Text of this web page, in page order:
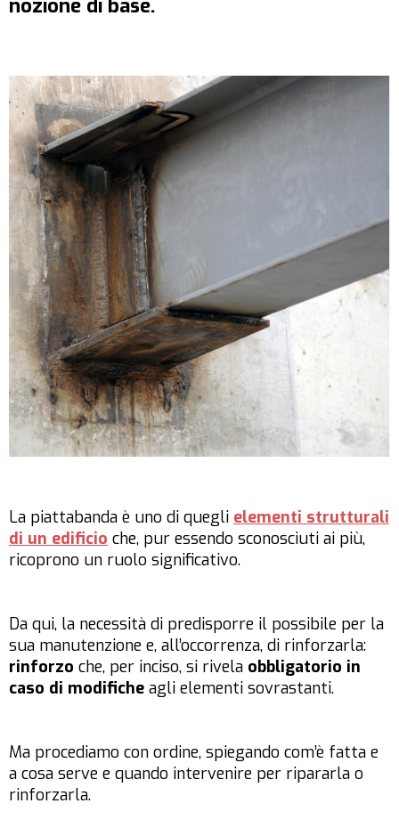
nozione di base.
La piattabanda è uno di quegli elementi strutturali
di un edificio che, pur essendo sconosciuti ai più,
ricoprono un ruolo significativo.
Da qui, la necessità di predisporre il possibile per la
sua manutenzione e, all’occorrenza, di rinforzarla:
rinforzo che, per inciso, si rivela obbligatorio in
caso di modifiche agli elementi sovrastanti.
Ma procediamo con ordine, spiegando com’è fatta e
a cosa serve e quando intervenire per ripararla o
rinforzarla.